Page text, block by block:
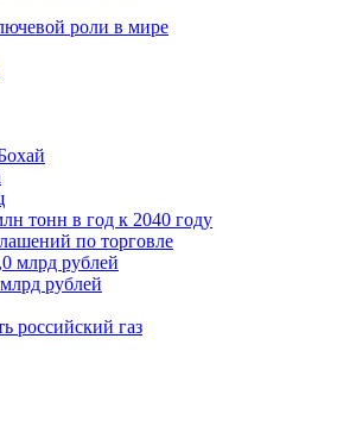
роли в мире
тонн в год к 2040 году
по торговле
млрд рублей
рублей
российский газ